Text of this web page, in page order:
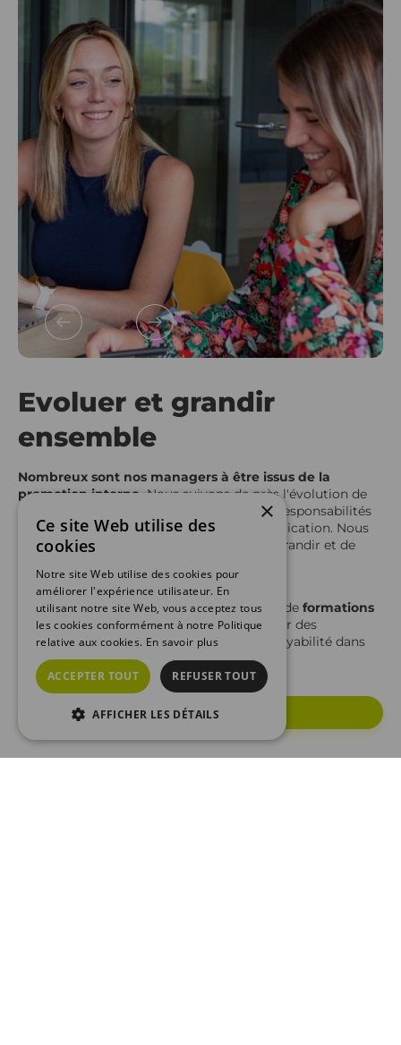
Evoluer et grandir
ensemble
Nombreux sont nos managers à être issus de la
promotion interne. Nous suivons de près l'évolution de
nos salariés en leur confiant de nouvelles responsabilités
et projets selon leur appétence et leur implication. Nous
recherchons des talents qui ont envie de grandir et de
Nos collaborateurs bénéficient également de formations
leur permettant de consolider ou d'acquérir des
compétences, maintenant ainsi leur employabilité dans
leur métier.
Nous rejoindre
×
Ce site Web utilise des
cookies
Notre site Web utilise des cookies pour
améliorer l'expérience utilisateur. En
utilisant notre site Web, vous acceptez tous
les cookies conformément à notre Politique
relative aux cookies. En savoir plus
ACCEPTER TOUT REFUSER TOUT
AFFICHER LES DÉTAILS